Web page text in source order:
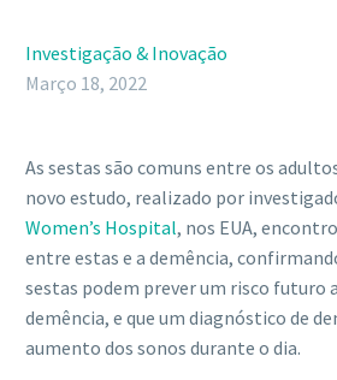
Investigação & Inovação
Março 18, 2022
As sestas são comuns entre os
novo estudo, realizado por
Women’s Hospital, nos EUA,
entre estas e a demência,
sestas podem prever um risco futuro
demência, e que um diagnóstico de
aumento dos sonos durante o dia.